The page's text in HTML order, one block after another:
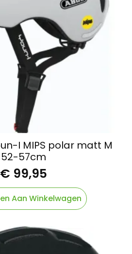
I MIPS polar matt M
52-57cm
€ 99,95
Aan Winkelwagen